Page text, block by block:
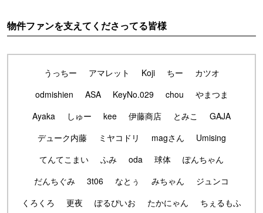
物件ファンを支えてくださってる皆様
うっちー アマレット Koji ちー
カツオ
odmishien
ASA KeyNo.029 chou
やまつま
Ayaka
しゅー kee 伊藤商店 とみこ
GAJA
デューク内藤
ミヤコドリ magさん
Umising
てんてこまい
ふみ oda 球体
ぽんちゃん
だんちぐみ
3t06 なとぅ みちゃん
ジュンコ
くろくろ
更夜 ぽるぴいお たかにゃん
ちぇるもふ